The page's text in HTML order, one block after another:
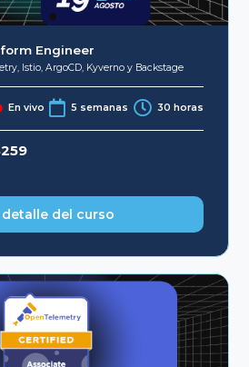
Engineer
Istio, ArgoCD, Kyverno y Backstage
En vivo 5 semanas 30 horas
259Current
price
detalle del curso